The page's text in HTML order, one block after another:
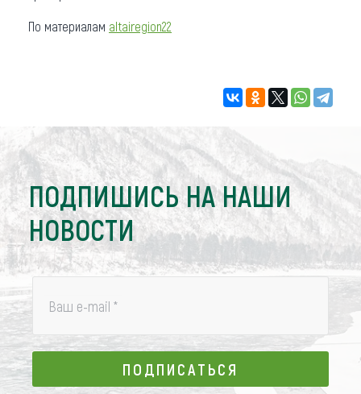
По материалам altairegion22
ПОДПИШИСЬ НА НАШИ
НОВОСТИ
Ваш e-mail *
ПОДПИСАТЬСЯ